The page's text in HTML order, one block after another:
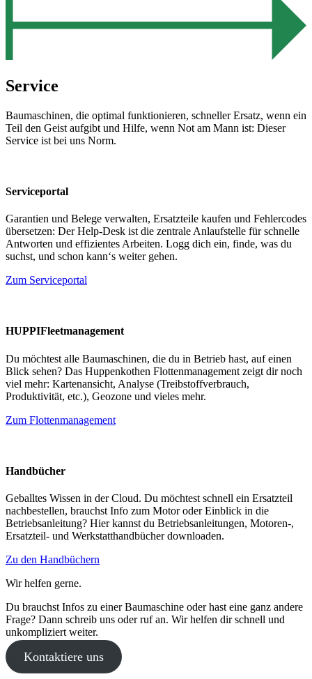
Service
Baumaschinen, die optimal funktionieren, schneller Ersatz, wenn ein
Teil den Geist aufgibt und Hilfe, wenn Not am Mann ist: Dieser
Service ist bei uns Norm.
Serviceportal
Garantien und Belege verwalten, Ersatzteile kaufen und Fehlercodes
übersetzen: Der Help-Desk ist die zentrale Anlaufstelle für schnelle
Antworten und effizientes Arbeiten. Logg dich ein, finde, was du
suchst, und schon kann‘s weiter gehen.
Zum Serviceportal
HUPPIFleetmanagement
Du möchtest alle Baumaschinen, die du in Betrieb hast, auf einen
Blick sehen? Das Huppenkothen Flottenmanagement zeigt dir noch
viel mehr: Kartenansicht, Analyse (Treibstoffverbrauch,
Produktivität, etc.), Geozone und vieles mehr.
Zum Flottenmanagement
Handbücher
Geballtes Wissen in der Cloud. Du möchtest schnell ein Ersatzteil
nachbestellen, brauchst Info zum Motor oder Einblick in die
Betriebsanleitung? Hier kannst du Betriebsanleitungen, Motoren-,
Ersatzteil- und Werkstatthandbücher downloaden.
Zu den Handbüchern
Wir helfen gerne.
Du brauchst Infos zu einer Baumaschine oder hast eine ganz andere
Frage? Dann schreib uns oder ruf an. Wir helfen dir schnell und
unkompliziert weiter.
Kontaktiere uns